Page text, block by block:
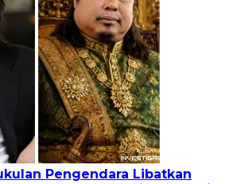
Pengendara Libatkan